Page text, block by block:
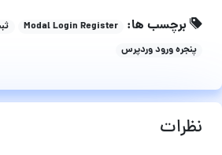
برچسب ها: Modal Login Register
پنجره ورود وردپرس
نظرات